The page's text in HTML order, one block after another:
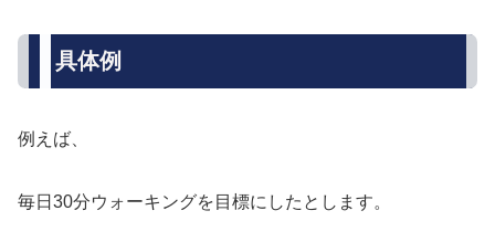
具体例
例えば、
毎日30分ウォーキングを目標にしたとします。